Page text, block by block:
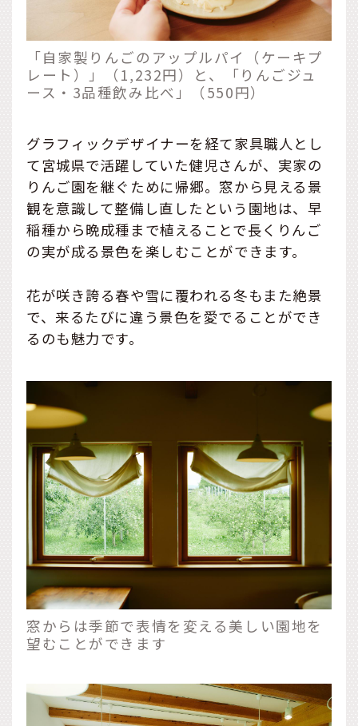
「自家製りんごのアップルパイ（ケーキプ
レート）」（1,232円）と、「りんごジュ
ース・3品種飲み比べ」（550円）
グラフィックデザイナーを経て家具職人とし
て宮城県で活躍していた健児さんが、実家の
りんご園を継ぐために帰郷。窓から見える景
観を意識して整備し直したという園地は、早
稲種から晩成種まで植えることで長くりんご
の実が成る景色を楽しむことができます。
花が咲き誇る春や雪に覆われる冬もまた絶景
で、来るたびに違う景色を愛でることができ
るのも魅力です。
窓からは季節で表情を変える美しい園地を
望むことができます